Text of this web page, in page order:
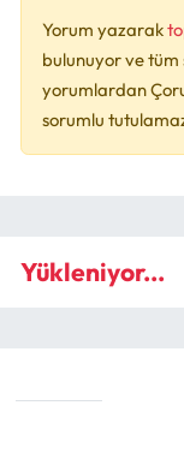
Yorum yazarak
bulunuyor ve tüm
yorumlardan
sorumlu
Yükleniyor...